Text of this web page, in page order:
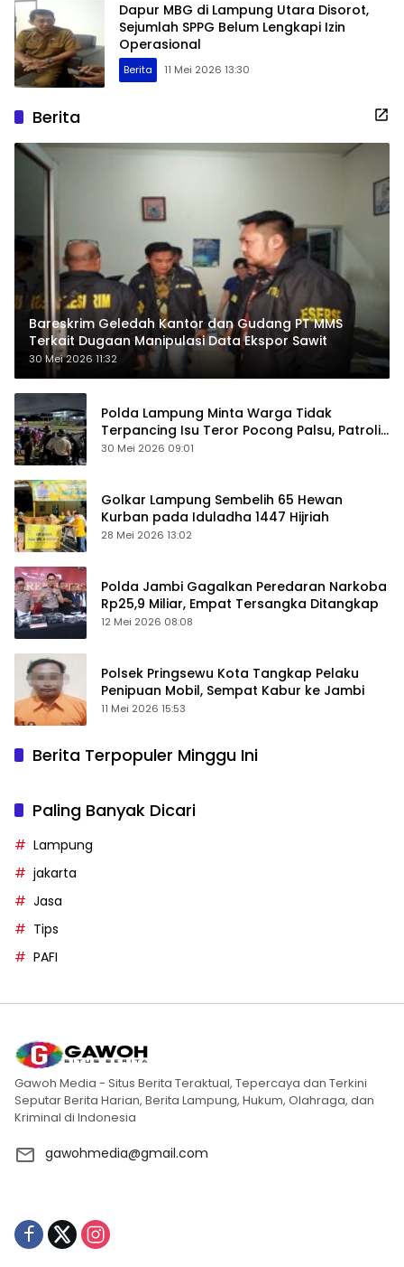
Dapur MBG di Lampung Utara Disorot,
Sejumlah SPPG Belum Lengkapi Izin
Operasional
Berita 11 Mei 2026 13:30
Berita
Bareskrim Geledah Kantor dan Gudang PT MMS
Terkait Dugaan Manipulasi Data Ekspor Sawit
30 Mei 2026 11:32
Polda Lampung Minta Warga Tidak
Terpancing Isu Teror Pocong Palsu, Patroli
Keamanan Ditingkatkan
30 Mei 2026 09:01
Golkar Lampung Sembelih 65 Hewan
Kurban pada Iduladha 1447 Hijriah
28 Mei 2026 13:02
Polda Jambi Gagalkan Peredaran Narkoba
Rp25,9 Miliar, Empat Tersangka Ditangkap
12 Mei 2026 08:08
Polsek Pringsewu Kota Tangkap Pelaku
Penipuan Mobil, Sempat Kabur ke Jambi
11 Mei 2026 15:53
Berita Terpopuler Minggu Ini
Paling Banyak Dicari
Lampung
jakarta
Jasa
Tips
PAFI
Gawoh Media - Situs Berita Teraktual, Tepercaya dan Terkini
Seputar Berita Harian, Berita Lampung, Hukum, Olahraga, dan
Kriminal di Indonesia
gawohmedia@gmail.com